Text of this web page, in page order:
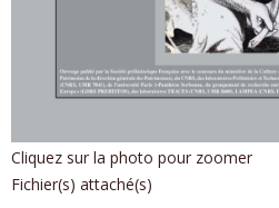
Cliquez sur la photo pour zoomer
Fichier(s) attaché(s)